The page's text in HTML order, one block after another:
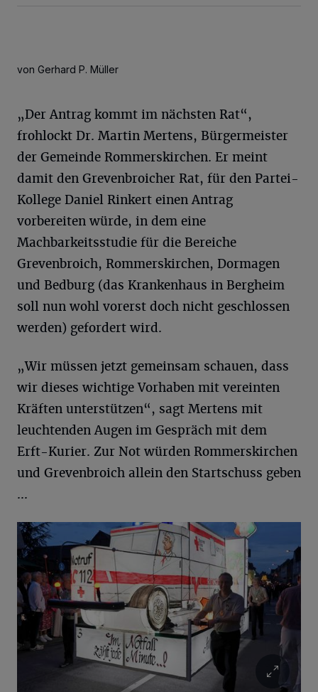
von Gerhard P. Müller
„Der Antrag kommt im nächsten Rat“,
frohlockt Dr. Martin Mertens, Bürgermeister
der Gemeinde Rommerskirchen. Er meint
damit den Grevenbroicher Rat, für den Partei-
Kollege Daniel Rinkert einen Antrag
vorbereiten würde, in dem eine
Machbarkeitsstudie für die Bereiche
Grevenbroich, Rommerskirchen, Dormagen
und Bedburg (das Krankenhaus in Bergheim
soll nun wohl vorerst doch nicht geschlossen
werden) gefordert wird.
„Wir müssen jetzt gemeinsam schauen, dass
wir dieses wichtige Vorhaben mit vereinten
Kräften unterstützen“, sagt Mertens mit
leuchtenden Augen im Gespräch mit dem
Erft-Kurier. Zur Not würden Rommerskirchen
und Grevenbroich allein den Startschuss geben
...